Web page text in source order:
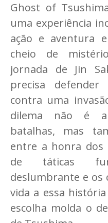
Ghost of
uma experiência
ação e aventura
cheio de
jornada de Jin
precisa
contra uma
dilema não é
batalhas, mas
entre a honra dos
de táticas
deslumbrante e os
vida a essa
escolha molda o